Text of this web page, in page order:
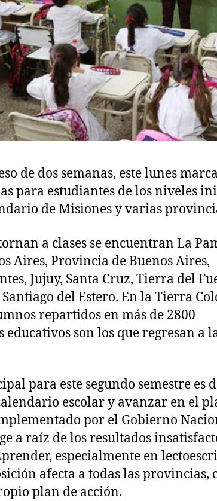
de dos semanas, este lunes
para estudiantes de los niveles
de Misiones y varias
a clases se encuentran La
Aires, Provincia de Buenos Aires,
Jujuy, Santa Cruz, Tierra del
Santiago del Estero. En la Tierra
repartidos en más de 2800
educativos son los que regresan a
para este segundo semestre es
escolar y avanzar en el
por el Gobierno
a raíz de los resultados
especialmente en
afecta a todas las provincias,
plan de acción.